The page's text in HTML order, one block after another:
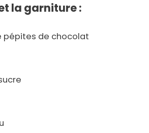
la garniture :
pépites de chocolat